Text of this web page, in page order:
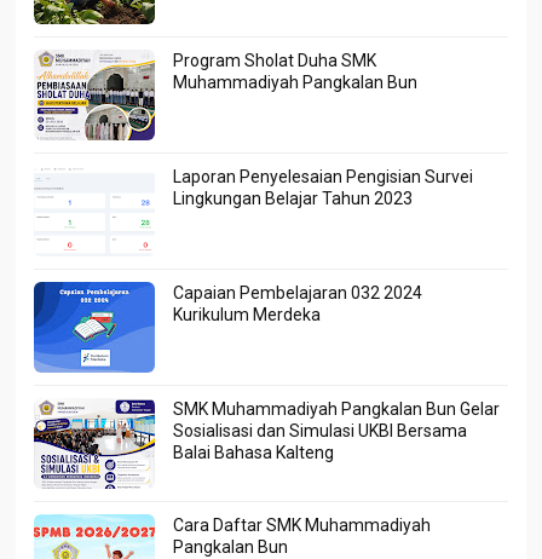
Program Sholat Duha SMK
Muhammadiyah Pangkalan Bun
Laporan Penyelesaian Pengisian Survei
Lingkungan Belajar Tahun 2023
Capaian Pembelajaran 032 2024
Kurikulum Merdeka
SMK Muhammadiyah Pangkalan Bun Gelar
Sosialisasi dan Simulasi UKBI Bersama
Balai Bahasa Kalteng
Cara Daftar SMK Muhammadiyah
Pangkalan Bun